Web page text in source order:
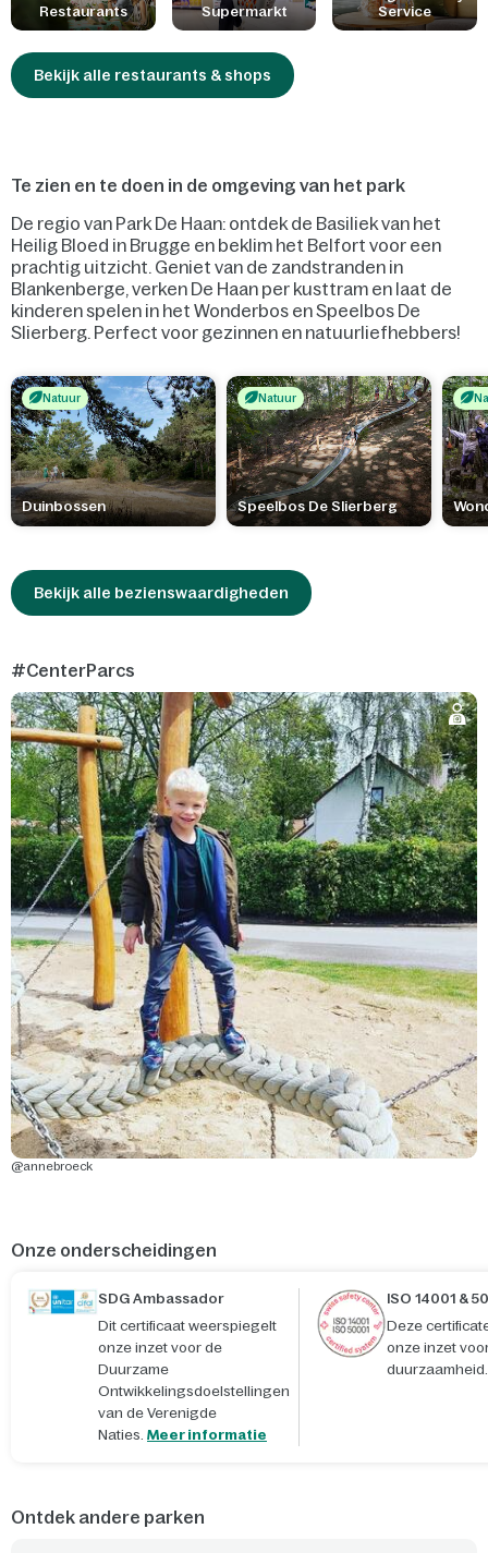
Restaurants Supermarkt
Service
Bekijk alle restaurants & shops
Te zien en te doen in de omgeving van het park
De regio van Park De Haan: ontdek de Basiliek van het
Heilig Bloed in Brugge en beklim het Belfort voor een
prachtig uitzicht. Geniet van de zandstranden in
Blankenberge, verken De Haan per kusttram en laat de
kinderen spelen in het Wonderbos en Speelbos De
Slierberg. Perfect voor gezinnen en natuurliefhebbers!
Natuur
Duinbossen
Natuur
Speelbos De Slierberg
Bekijk alle bezienswaardigheden
#CenterParcs
@annebroeck
Onze onderscheidingen
SDG Ambassador
Dit certificaat weerspiegelt
onze inzet voor de
Duurzame
Ontwikkelingsdoelstellingen
van de Verenigde
Naties. Meer informatie
ISO 14001 &
Deze
onze inzet
duurzaamheid.
Ontdek andere parken